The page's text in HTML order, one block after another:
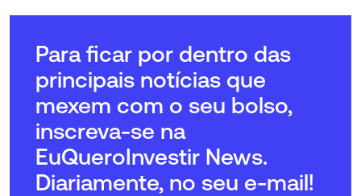
Para ficar por dentro das
principais notícias que
mexem com o seu bolso,
inscreva-se na
EuQueroInvestir News.
Diariamente, no seu e-mail!